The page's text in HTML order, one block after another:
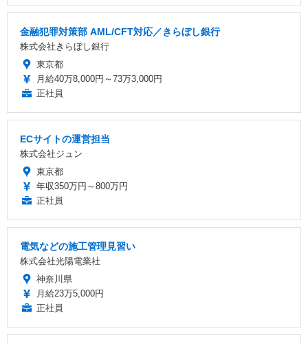
金融犯罪対策部 AML/CFT対応／きらぼし銀行
株式会社きらぼし銀行
東京都
月給40万8,000円～73万3,000円
正社員
ECサイトの運営担当
株式会社ジュン
東京都
年収350万円～800万円
正社員
電気などの施工管理見習い
株式会社光陽電業社
神奈川県
月給23万5,000円
正社員